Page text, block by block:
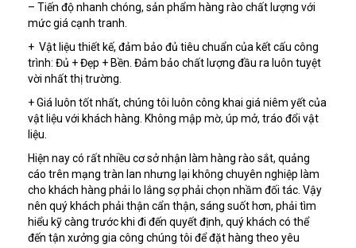
– Tiến độ nhanh chóng, sản phẩm hàng rào chất lượng với
mức giá cạnh tranh.
+ Vật liệu thiết kế, đảm bảo đủ tiêu chuẩn của kết cấu công
trình: Đủ + Đẹp + Bền. Đảm bảo chất lượng đầu ra luôn tuyệt
vời nhất thị trường.
+ Giá luôn tốt nhất, chúng tôi luôn công khai giá niêm yết của
vật liệu với khách hàng. Không mập mờ, úp mở, tráo đổi vật
liệu.
Hiện nay có rất nhiều cơ sở nhận làm hàng rào sắt, quảng
cáo trên mạng tràn lan nhưng lại không chuyên nghiệp làm
cho khách hàng phải lo lắng sợ phải chọn nhầm đối tác. Vậy
nên quý khách phải thận cẩn thận, sáng suốt hơn, phải tìm
hiểu kỹ càng trước khi đi đến quyết định, quý khách có thể
đến tận xưởng gia công chúng tôi để đặt hàng theo yêu